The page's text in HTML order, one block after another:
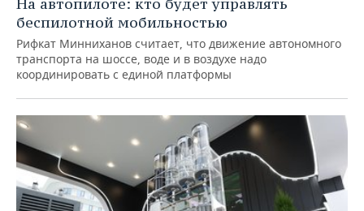
На автопилоте: кто будет управлять
беспилотной мобильностью
Рифкат Минниханов считает, что движение автономного
транспорта на шоссе, воде и в воздухе надо
координировать с единой платформы